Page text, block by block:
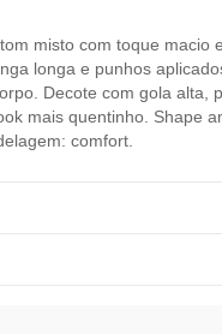
misto com toque macio
longa e punhos
Decote com gola alta,
mais quentinho. Shape
comfort.